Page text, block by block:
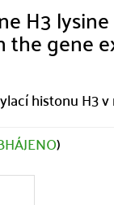
H3 lysine
gene
histonu H3
)